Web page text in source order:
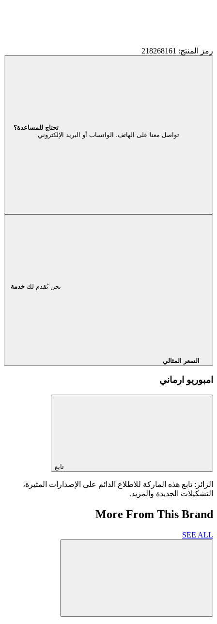
رمز المنتج: 218268161
تحتاج للمساعدة؟
تواصل معنا على الهاتف، الواتساب أو البريد الإلكتروني
نحن نُقدم لك خدمة
السعر المثالي
امبوريو ارماني
تابع
الزائر: تابع هذه الماركة للاطلاع الدائم على الإصدارات المثيرة،
التشكيلات الجديدة والمزيد.
More From This Brand
SEE ALL